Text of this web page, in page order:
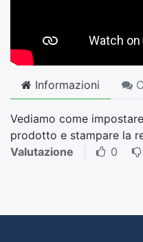
Informazioni
Vediamo come
prodotto e stampare la
Valutazione
0